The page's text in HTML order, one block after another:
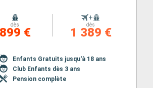
dès
899 €
+
dès
1 389 €
Enfants Gratuits jusqu'à 18 ans
Club Enfants dès 3 ans
Pension complète